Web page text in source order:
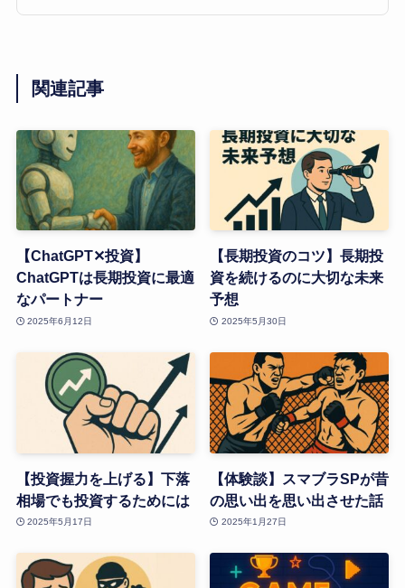
関連記事
【ChatGPT✕投資】
ChatGPTは長期投資に最適
なパートナー
2025年6月12日
【長期投資のコツ】長期投
資を続けるのに大切な未来
予想
2025年5月30日
【投資握力を上げる】下落
相場でも投資するためには
2025年5月17日
【体験談】スマブラSPが昔
の思い出を思い出させた話
2025年1月27日